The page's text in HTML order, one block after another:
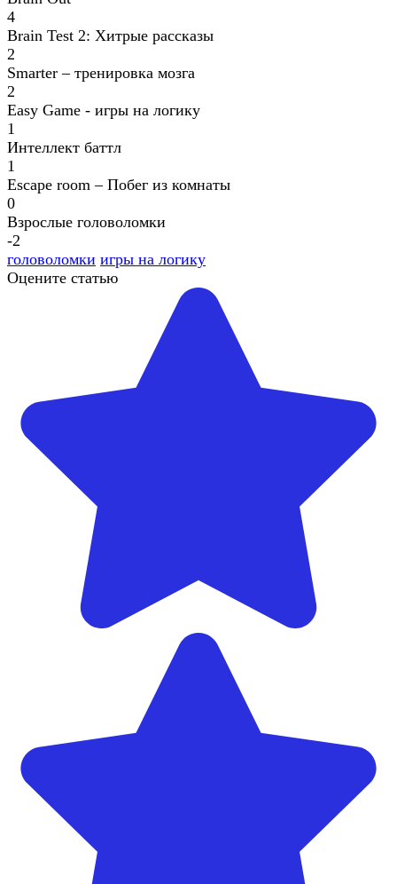
4
Brain Test 2: Хитрые рассказы
2
Smarter – тренировка мозга
2
Easy Game - игры на логику
1
Интеллект баттл
1
Escape room – Побег из комнаты
0
Взрослые головоломки
-2
головоломки игры на логику
Оцените статью